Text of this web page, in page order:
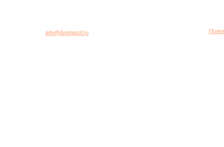
info@dvsinprof.ru